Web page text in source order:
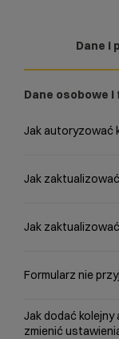
Dane i
Dane osobowe i
Jak autoryzować
Jak
Jak
Formularz nie
Jak dodać
zmienić